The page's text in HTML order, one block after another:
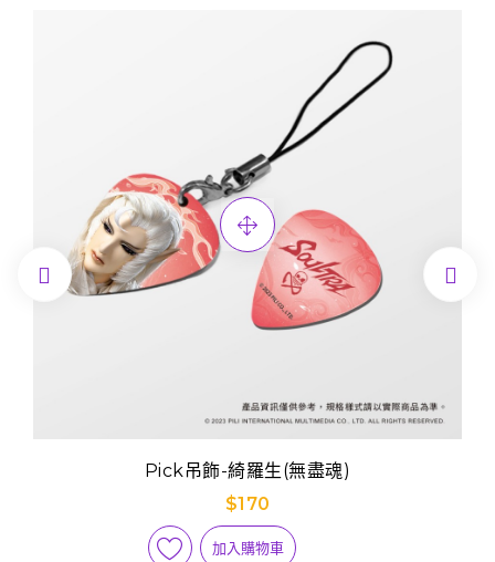
Pick吊飾-綺羅生(無盡魂)
$170
加入購物車
 